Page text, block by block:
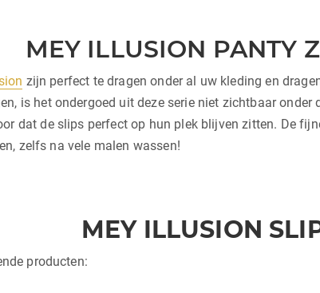
MEY ILLUSION PANTY
zijn perfect te dragen onder al uw kleding en
is het ondergoed uit deze serie niet zichtbaar
dat de slips perfect op hun plek blijven zitten. De
zelfs na vele malen wassen!
MEY ILLUSION
producten: